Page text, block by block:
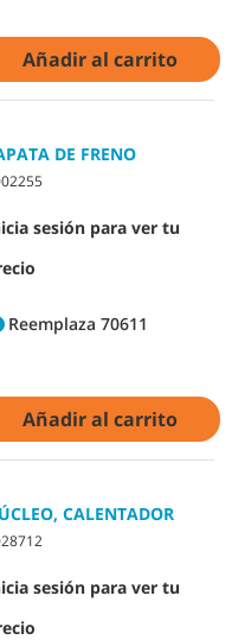
Añadir al carrito
DE FRENO
sesión para ver tu
Reemplaza 70611
Añadir al carrito
CALENTADOR
sesión para ver tu